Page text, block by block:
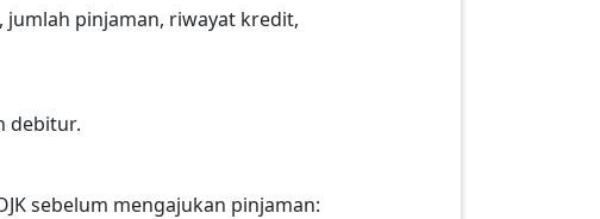
pinjaman, riwayat kredit,
debitur.
sebelum mengajukan pinjaman: